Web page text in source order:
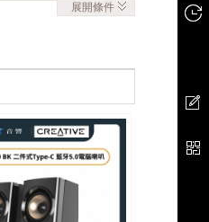
展開條件